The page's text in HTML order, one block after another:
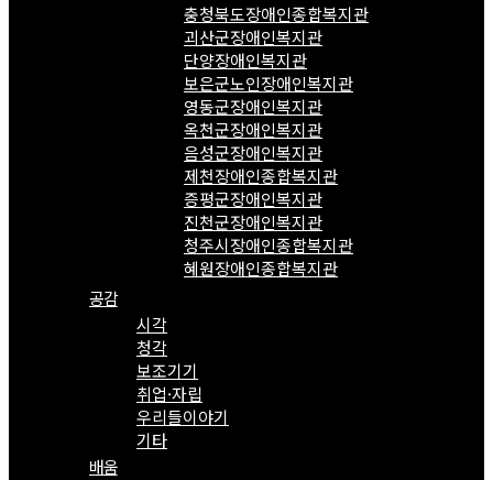
충청북도장애인종합복지관
괴산군장애인복지관
단양장애인복지관
보은군노인장애인복지관
영동군장애인복지관
옥천군장애인복지관
음성군장애인복지관
제천장애인종합복지관
증평군장애인복지관
진천군장애인복지관
청주시장애인종합복지관
혜원장애인종합복지관
공감
시각
청각
보조기기
취업·자립
우리들이야기
기타
배움